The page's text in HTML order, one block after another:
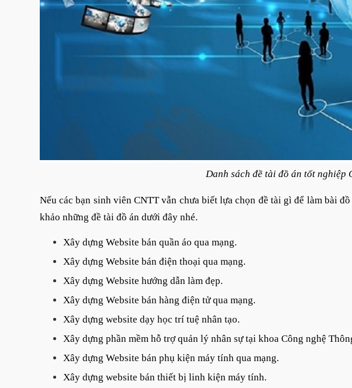
Danh sách đề tài đồ án tốt nghiệp
Nếu các bạn sinh viên CNTT vẫn chưa biết lựa chọn đề tài gì để làm bài
khảo những đề tài đồ án dưới đây nhé.
Xây dựng Website bán quần áo qua mạng.
Xây dựng Website bán điện thoại qua mạng.
Xây dựng Website hướng dẫn làm đẹp.
Xây dựng Website bán hàng điện tử qua mạng.
Xây dựng website dạy học trí tuệ nhân tạo.
Xây dựng phần mềm hỗ trợ quản lý nhân sự tại khoa Công nghệ
Xây dựng Website bán phụ kiện máy tính qua mạng.
Xây dựng website bán thiết bị linh kiện máy tính.